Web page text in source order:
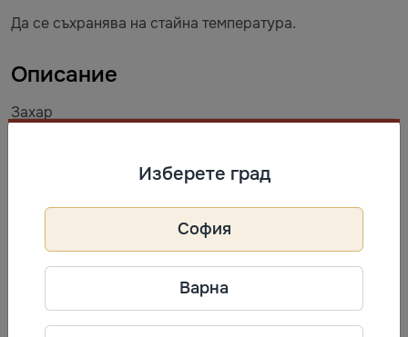
Да се съхранява на стайна температура.
Описание
Захар
Информация за производител
Захарни Заводи
Телефон: 061 821 461
Адрес: ул. Св. княз Борис I 29,
5100 Горна Оряховица.
Изберете град
София
Варна